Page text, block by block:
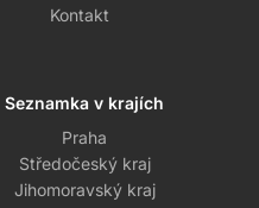
Kontakt
Seznamka v krajích
Praha
Středočeský kraj
Jihomoravský kraj